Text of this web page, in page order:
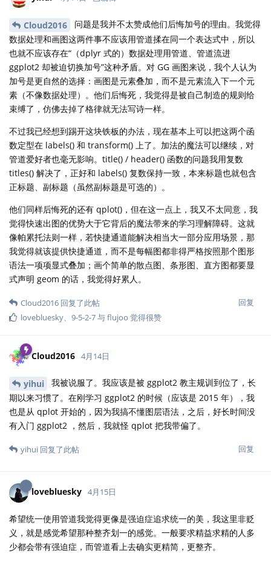
Cloud2016
问题是我并不太赞成他们后悔加号的理由。我觉得
数据处理和画图这两件事不应该用管道揉在同一个表达式中，所以
也就不应该存在“（dplyr 式的）数据处理用管道、管道流进
ggplot2 却被迫切换加号”这种矛盾。对 GG 画图来说，我个人认为
加号是更自然的选择：画图是元素叠加，而不是元素流入下一个元
素（不像数据处理）。他们后悔死，我觉得是被自己制造的规则给
束缚了，仿佛去掉了格律就无法写诗一样。
不过我已经想到踢开这块铁板的办法，现在基本上可以把这两个函
数定型在 labels() 和 transform() 上了。加法的魔法可以继续，对
管道爱好者也毫无影响。title() / header() 函数的问题我用复数
titles() 解决了，正好和 labels() 复数保持一致，本来标题也就包含
正标题、副标题（虽然副标题是可选的）。
他们同样后悔死的还有 qplot()，但在这一点上，我又不太同意，我
觉得快速出图的优势大于它背后的魔法带来的学习理解障碍。这就
像帕累托法则一样，若快捷通道能解决相当大一部分应用场景，那
我觉得就该提供快捷通道，而不是每幅图都非得严格按照那个图形
语法一项项显式叠加；画个简单的散点图、条形图、直方图都要显
式声明 geom 的话，我觉得好累人。
回复
Cloud2016 回复了此帖
lovebluesky、 9-5-2-7与flujoo 觉得很赞
Cloud2016 4月14日
yihui
我被说服了。我应该是被 ggplot2 教主规训到位了，长
期以来习惯了。在刚学习 ggplot2 的时候（应该是 2015 年），我
也是从 qplot 开始的，因为我搞不懂图层语法，之后，好长时间没
有入门 ggplot2 ，然后，我就怪 qplot 把我带偏了。
回复
yihui 回复了此帖
lovebluesky 4月15日
希望统一使用管道我觉得更像是强迫症追求统一的美，我这里非贬
义，就是感觉希望那种整齐划一的感觉。一般要求精益求精的人多
少都会带有强迫症，而管道看上去确实更精简，更整齐。